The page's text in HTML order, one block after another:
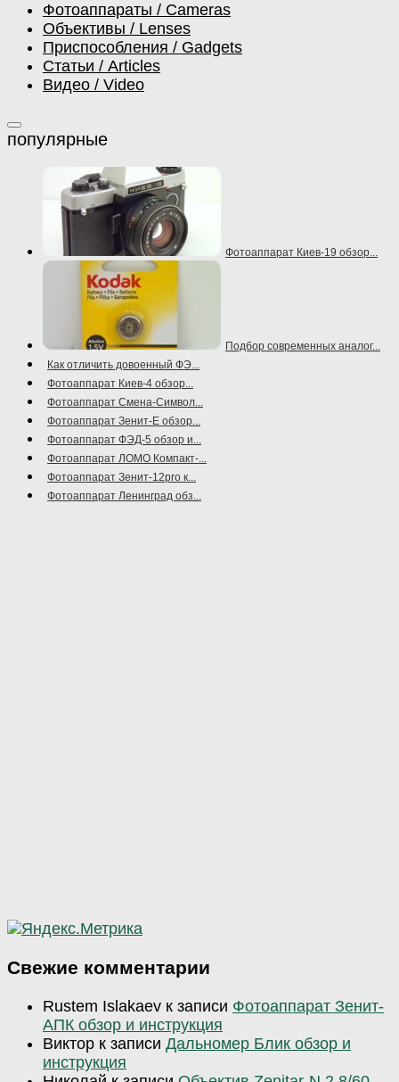
Фотоаппараты / Cameras
Объективы / Lenses
Приспособления / Gadgets
Статьи / Articles
Видео / Video
Фотоаппарат Киев-19 обзор...
Подбор современных аналог...
Как отличить довоенный ФЭ...
Фотоаппарат Киев-4 обзор...
Фотоаппарат Смена-Символ...
Фотоаппарат Зенит-Е обзор...
Фотоаппарат ФЭД-5 обзор и...
Фотоаппарат ЛОМО Компакт-...
Фотоаппарат Зенит-12pro к...
Фотоаппарат Ленинград обз...
Свежие комментарии
Rustem Islakaev к записи Фотоаппарат Зенит-
АПК обзор и инструкция
Виктор к записи Дальномер Блик обзор и
инструкция